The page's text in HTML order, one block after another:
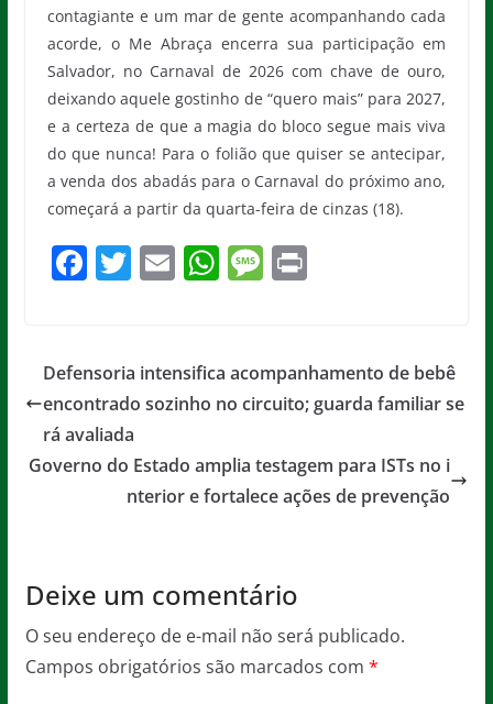
contagiante e um mar de gente acompanhando cada
acorde, o Me Abraça encerra sua participação em
Salvador, no Carnaval de 2026 com chave de ouro,
deixando aquele gostinho de “quero mais” para 2027,
e a certeza de que a magia do bloco segue mais viva
do que nunca! Para o folião que quiser se antecipar,
a venda dos abadás para o Carnaval do próximo ano,
começará a partir da quarta-feira de cinzas (18).
F
e
b
o
o
T
er
E
l
W
s
A
p
M
a
g
Pr
Defensoria intensifica acompanhamento de bebê
encontrado sozinho no circuito; guarda familiar se
rá avaliada
Governo do Estado amplia testagem para ISTs no i
nterior e fortalece ações de prevenção
Deixe um comentário
O seu endereço de e-mail não será publicado.
Campos obrigatórios são marcados com *